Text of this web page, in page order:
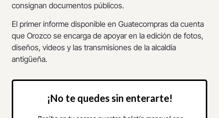
consignan documentos públicos.
El primer informe disponible en Guatecompras da cuenta
que Orozco se encarga de apoyar en la edición de fotos,
diseños, videos y las transmisiones de la alcaldía
antigüeña.
¡No te quedes sin enterarte!